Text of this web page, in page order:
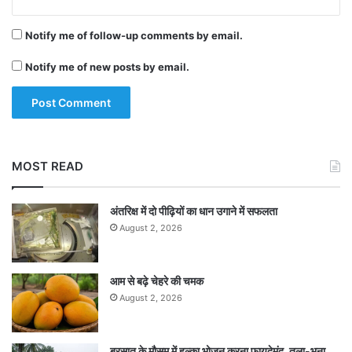
Notify me of follow-up comments by email.
Notify me of new posts by email.
MOST READ
अंतरिक्ष में दो पीढ़ियों का धान उगाने में सफलता
August 2, 2026
आम से बढ़े चेहरे की चमक
August 2, 2026